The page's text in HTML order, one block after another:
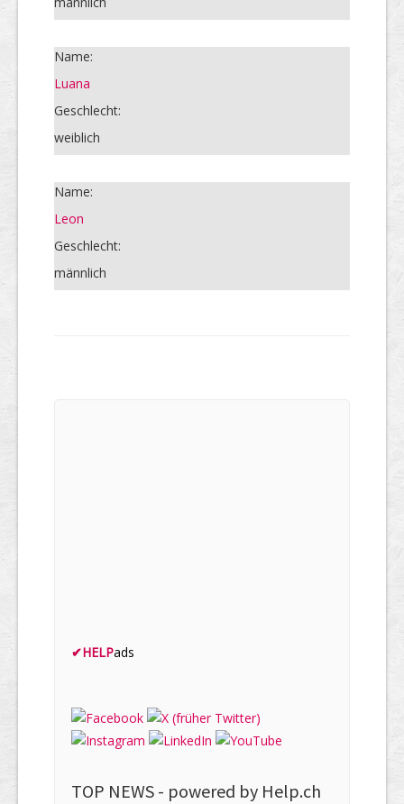
Name:
Luana
Geschlecht:
weiblich
Name:
Leon
Geschlecht:
männlich
✔HELPads
TOP NEWS - powered by Help.ch